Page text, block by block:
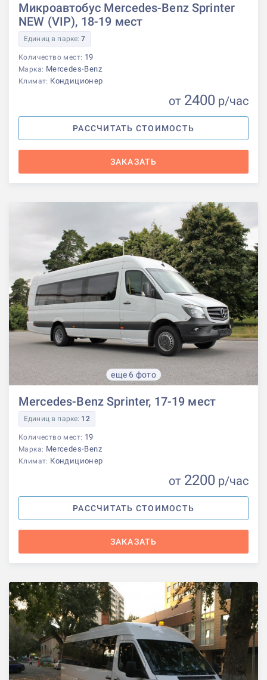
Микроавтобус Mercedes-Benz Sprinter
NEW (VIP), 18-19 мест
Единиц в парке:7
Количество мест: 19
Марка: Mercedes-Benz
Климат: Кондиционер
от 2400 р/час
РАССЧИТАТЬ СТОИМОСТЬ
ЗАКАЗАТЬ
еще 6 фото
Mercedes-Benz Sprinter, 17-19 мест
Единиц в парке: 12
Количество мест: 19
Марка: Mercedes-Benz
Климат: Кондиционер
от 2200 р/час
РАССЧИТАТЬ СТОИМОСТЬ
ЗАКАЗАТЬ